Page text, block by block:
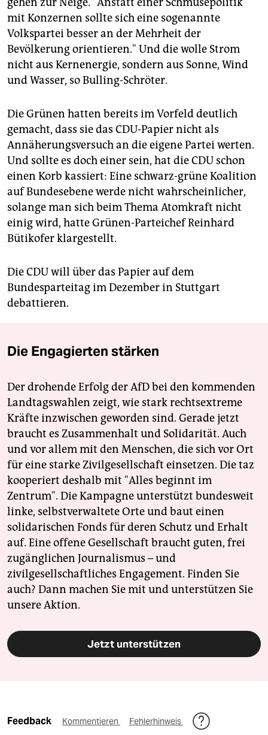
mit Konzernen sollte sich eine sogenannte
Volkspartei besser an der Mehrheit der
Bevölkerung orientieren." Und die wolle Strom
nicht aus Kernenergie, sondern aus Sonne, Wind
und Wasser, so Bulling-Schröter.
Die Grünen hatten bereits im Vorfeld deutlich
gemacht, dass sie das CDU-Papier nicht als
Annäherungsversuch an die eigene Partei werten.
Und sollte es doch einer sein, hat die CDU schon
einen Korb kassiert: Eine schwarz-grüne Koalition
auf Bundesebene werde nicht wahrscheinlicher,
solange man sich beim Thema Atomkraft nicht
einig wird, hatte Grünen-Parteichef Reinhard
Bütikofer klargestellt.
Die CDU will über das Papier auf dem
Bundesparteitag im Dezember in Stuttgart
debattieren.
Die Engagierten stärken
Der drohende Erfolg der AfD bei den kommenden
Landtagswahlen zeigt, wie stark rechtsextreme
Kräfte inzwischen geworden sind. Gerade jetzt
braucht es Zusammenhalt und Solidarität. Auch
und vor allem mit den Menschen, die sich vor Ort
für eine starke Zivilgesellschaft einsetzen. Die taz
kooperiert deshalb mit "Alles beginnt im
Zentrum". Die Kampagne unterstützt bundesweit
linke, selbstverwaltete Orte und baut einen
solidarischen Fonds für deren Schutz und Erhalt
auf. Eine offene Gesellschaft braucht guten, frei
zugänglichen Journalismus – und
zivilgesellschaftliches Engagement. Finden Sie
auch? Dann machen Sie mit und unterstützen Sie
unsere Aktion.
Jetzt unterstützen
Feedback Kommentieren Fehlerhinweis